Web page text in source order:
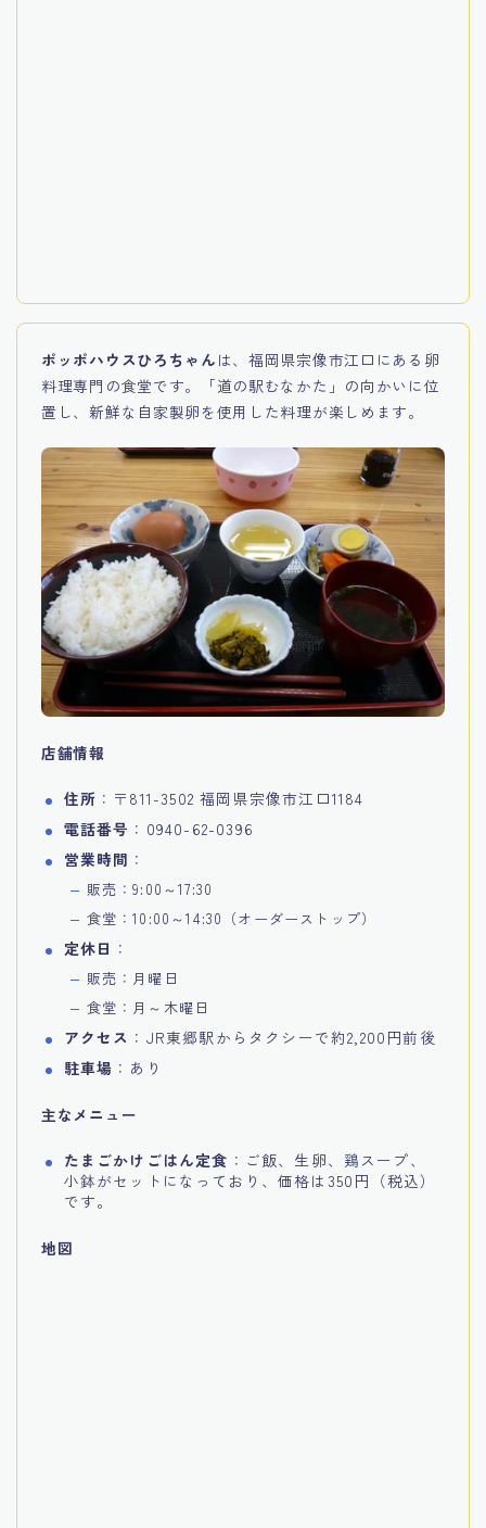
ポッポハウスひろちゃん は、福岡県宗像市江口にある卵
料理専門の食堂です。「道の駅むなかた」の向かいに位
置し、新鮮な自家製卵を使用した料理が楽しめます。
店舗情報
住所 ：〒811-3502 福岡県宗像市江口1184
電話番号 ：0940-62-0396
営業時間 ：
販売：9:00～17:30
食堂：10:00～14:30（オーダーストップ）
定休日 ：
販売：月曜日
食堂：月～木曜日
アクセス ：JR東郷駅からタクシーで約2,200円前後
駐車場 ：あり
主なメニュー
たまごかけごはん定食 ：ご飯、生卵、鶏スープ、
小鉢がセットになっており、価格は350円（税込）
です。
地図